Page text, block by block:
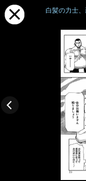
白髪の力士